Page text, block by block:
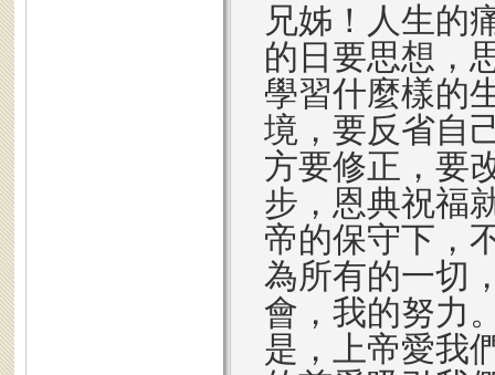
兄姊！人生的
的日要思想，
學習什麼樣的
境，要反省自
方要修正，要
步，恩典祝福
帝的保守下，
為所有的一切
會，我的努力
是，上帝愛我